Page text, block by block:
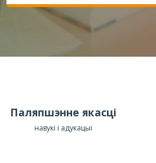
Паляпшэнне якасці
навукі і адукацыі